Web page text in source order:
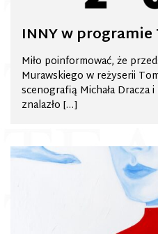
INNY w programie
Miło poinformować, że
Murawskiego w reżyserii
scenografią Michała Dracza
znalazło […]